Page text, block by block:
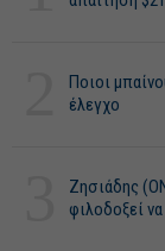
Ποιοι
έλεγχο
Ζησιάδης
φιλοδοξεί